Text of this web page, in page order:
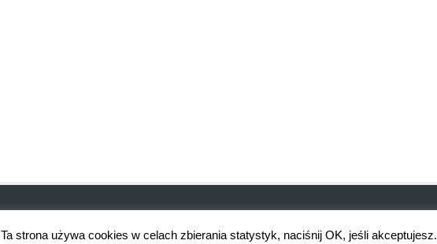
Ta strona używa cookies w celach zbierania statystyk, naciśnij OK, jeśli akceptujesz.